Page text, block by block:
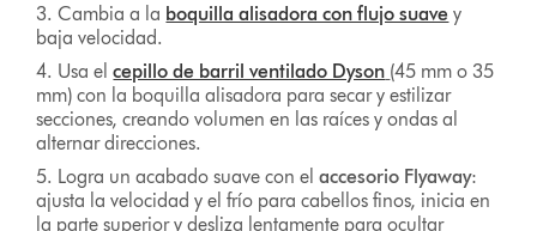
3. Cambia a la boquilla alisadora con flujo suave y
baja velocidad.
4. Usa elcepillo de barril ventilado Dyson (45 mm o 35
mm) con la boquilla alisadora para secar y estilizar
secciones, creando volumen en las raíces y ondas al
alternar direcciones.
5. Logra un acabado suave con elaccesorio Flyaway:
ajusta la velocidad y el frío para cabellos finos, inicia en
la parte superior y desliza lentamente para ocultar